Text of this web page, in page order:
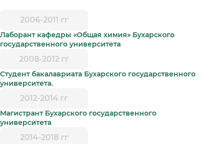
2006-2011 гг
Лаборант кафедры «Общая химия» Бухарского
государственного университета
2008-2012 гг
Студент бакалавриата Бухарского государственного
университета.
2012-2014 гг
Магистрант Бухарского государственного
университета
2014-2018 гг